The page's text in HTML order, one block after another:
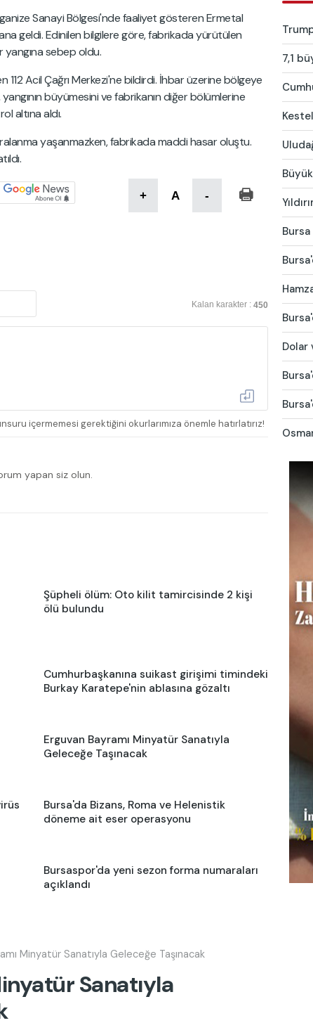
Sanayi Bölgesi'nde faaliyet gösteren Ermetal
geldi. Edinilen bilgilere göre, fabrikada yürütülen
yangına sebep oldu.
Acil Çağrı Merkezi'ne bildirdi. İhbar üzerine bölgeye
büyümesini ve fabrikanın diğer bölümlerine
altına aldı.
yaşanmazken, fabrikada maddi hasar oluştu.
+ A -
Kalan karakter : 450
içermemesi gerektiğini okurlarımıza önemle hatırlatırız!
yapan siz olun.
Şüpheli ölüm: Oto kilit tamircisinde 2 kişi
ölü bulundu
Cumhurbaşkanına suikast girişimi timindeki
Burkay Karatepe'nin ablasına gözaltı
Erguvan Bayramı Minyatür Sanatıyla
Geleceğe Taşınacak
Bursa'da Bizans, Roma ve Helenistik
döneme ait eser operasyonu
Bursaspor'da yeni sezon forma numaraları
açıklandı
7,1
Dolar
Minyatür Sanatıyla Geleceğe Taşınacak
Sanatıyla